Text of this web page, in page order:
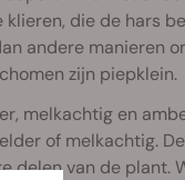
klieren, die de hars
andere manieren
zijn piepklein.
melkachtig en
of melkachtig.
delen van de plant.